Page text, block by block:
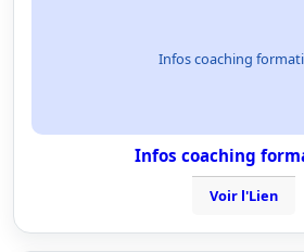
Infos coaching
Infos coaching
Voir l'Lien